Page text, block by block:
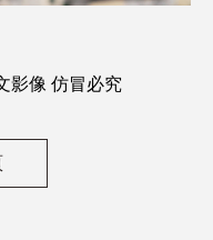
影像 仿冒必究